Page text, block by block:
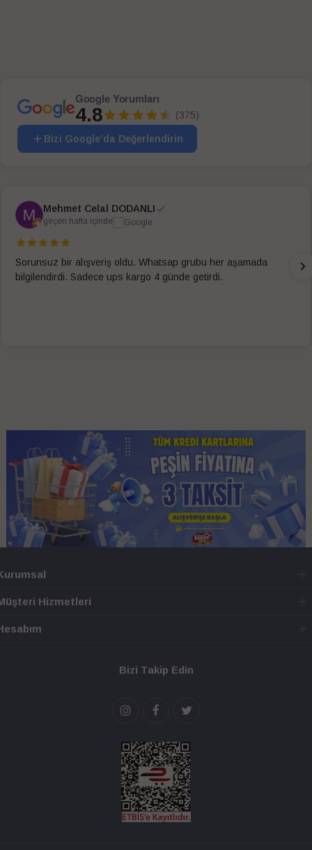
Google Yorumları
4.8 (375)
Bizi Google'da Değerlendirin
Mehmet Celal DODANLI
geçen hafta içinde
Sorunsuz bir alışveriş oldu. Whatsap grubu her aşamada
bilgilendirdi. Sadece ups kargo 4 günde getirdi.
Hizmetleri
Bizi Takip Edin